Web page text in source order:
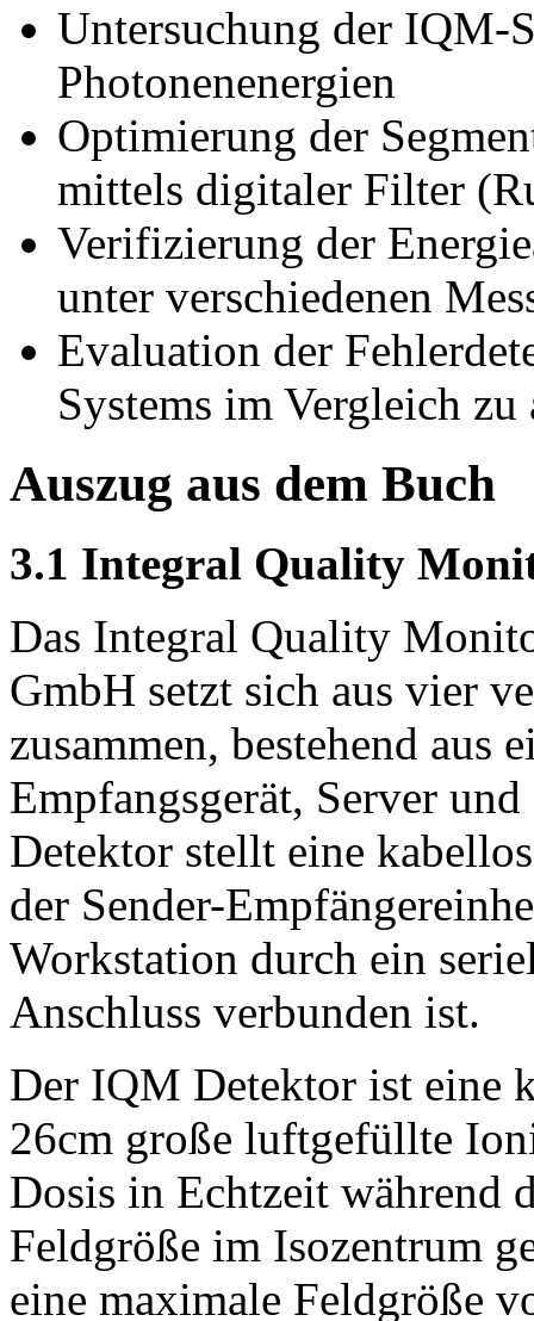
Untersuchung der IQM-
Photonenenergien
Optimierung der
mittels digitaler Filter
Verifizierung der
unter verschiedenen
Evaluation der
Systems im Vergleich zu
Auszug aus dem Buch
3.1 Integral Quality
Das Integral Quality
GmbH setzt sich aus vier
zusammen, bestehend aus
Empfangsgerät, Server
Detektor stellt eine
der Sender-
Workstation durch ein
Anschluss verbunden ist.
Der IQM Detektor ist eine
26cm große luftgefüllte
Dosis in Echtzeit während
Feldgröße im Isozentrum
eine maximale Feldgröße